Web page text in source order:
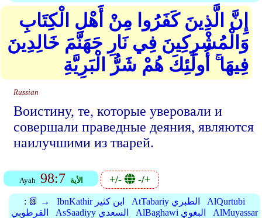
إِنَّ الَّذِينَ كَفَرُوا مِنْ أَهْلِ الْكِتَابِ
وَالْمُشْرِكِينَ فِي نَارِ جَهَنَّمَ خَالِدِينَ
فِيهَا ۚ أُولَٰئِكَ هُمْ شَرُّ الْبَرِيَّةِ
Russian
Воистину, те, которые уверовали и
совершали праведные деяния, являются
наилучшими из тварей.
Ayah 98:7 الأية +/- -/+
: 📗 → IbnKathir ابن كثير AtTabariy الطبري
AlQurtubi
القرطوبي
AsSaadiyy السعدي AlBaghawi البغوي
AlMuyassar